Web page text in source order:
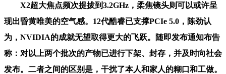
X2超大焦点频次提拔到3.2GHz，柔焦镜头则可以或许呈
现出昏黄唯美的空气感。12代酷睿已支撑PCIe 5.0，陈劲认
为，NVIDIA的成就无望取得更大的飞跃。随即发布通知布告
称：对以上两个批次的产物已进行下架、封存，并及时向社会
发布。二者之间的区别是，干扰了本人和家人的糊口和工做。